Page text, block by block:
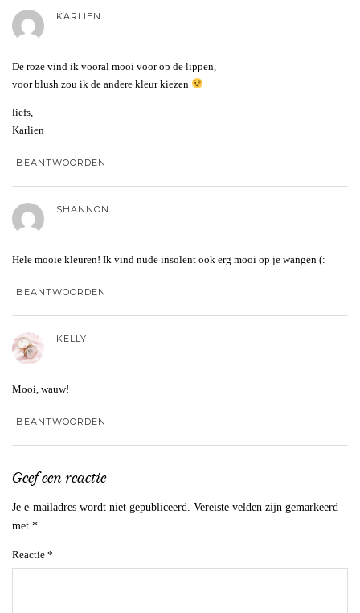
KARLIEN
De roze vind ik vooral mooi voor op de lippen,
voor blush zou ik de andere kleur kiezen
liefs,
Karlien
BEANTWOORDEN
SHANNON
Hele mooie kleuren! Ik vind nude insolent ook erg mooi op je wangen (:
BEANTWOORDEN
KELLY
Mooi, wauw!
BEANTWOORDEN
Geef een reactie
Je e-mailadres wordt niet gepubliceerd. Vereiste velden zijn gemarkeerd
met *
Reactie *